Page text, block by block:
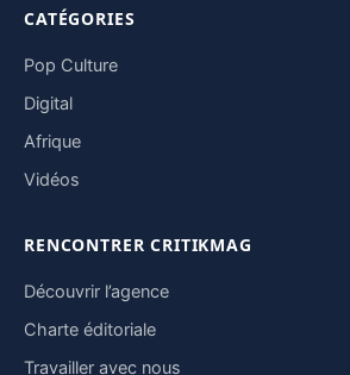
CATÉGORIES
Pop Culture
Digital
Afrique
Vidéos
RENCONTRER CRITIKMAG
Découvrir l’agence
Charte éditoriale
Travailler avec nous